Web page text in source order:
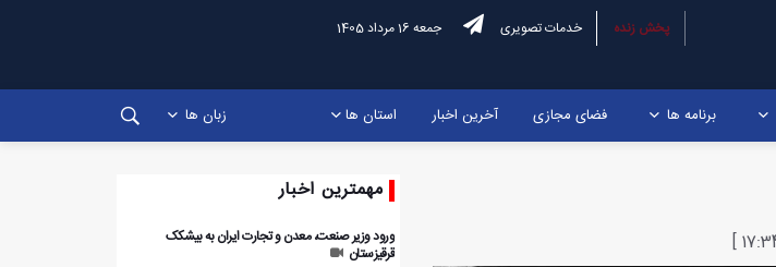
پخش زنده خدمات تصویری جمعه 16 مرداد 1405
برنامه ها فضای مجازی آخرین اخبار استان ها زبان ها
مهمترین اخبار
ورود وزیر صنعت، معدن و تجارت ایران به بیشکک
قرقیزستان